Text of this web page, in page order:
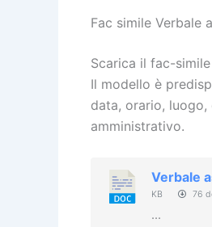
Fac simile Verbale
Scarica il fac-
Il modello è
data, orario, luogo,
amministrativo.
Verbale
KB
76
...